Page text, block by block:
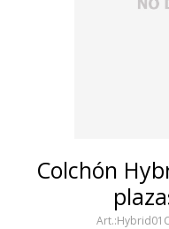
Colchón